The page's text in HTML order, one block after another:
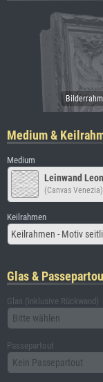
Medium &
Medium
Leinwand
(Canvas Venezia)
Keilrahmen
Keilrahmen - Motiv
Glas &
Glas (inklusive Rückwand)
Bitte wählen
Passepartout
Kein Passepartout